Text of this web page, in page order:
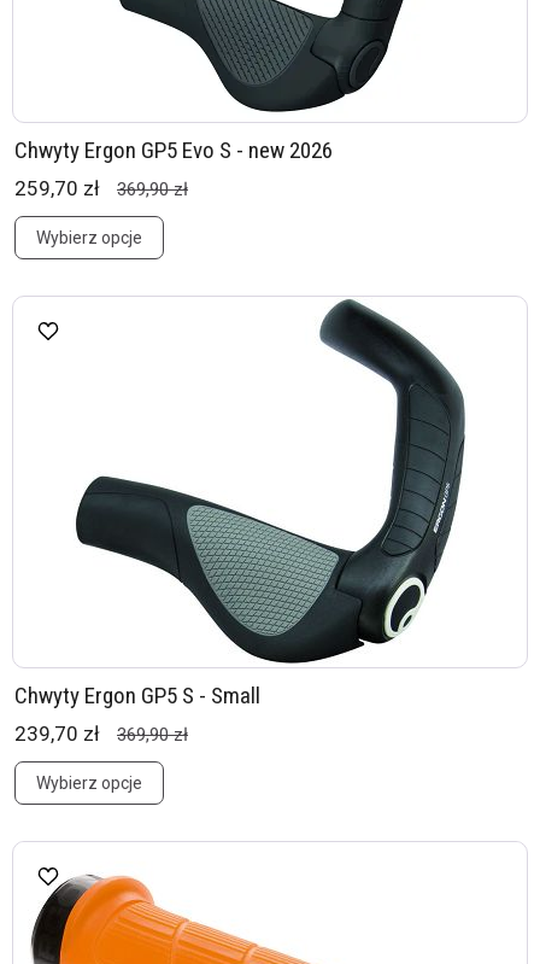
Chwyty Ergon GP5 Evo S - new 2026
259,70 zł 369,90 zł
Wybierz opcje
Chwyty Ergon GP5 S - Small
239,70 zł 369,90 zł
Wybierz opcje